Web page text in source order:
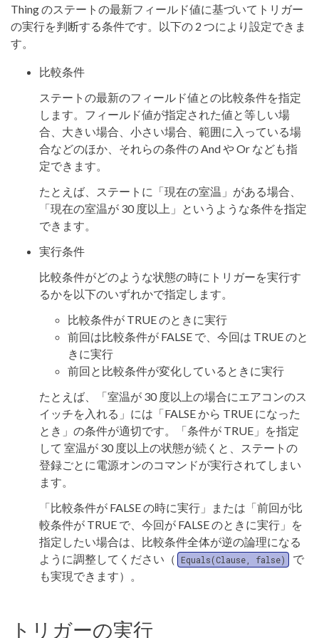
Thing のステートの最新フィールド値に基づいてトリガー
の実行を判断する条件です。以下の 2 つにより設定できま
す。
比較条件
ステートの最新のフィールド値との比較条件を指定
します。フィールド値が指定された値と等しい場
合、大きい場合、小さい場合、範囲に入っている場
合などのほか、それらの条件の And や Or なども指
定できます。
たとえば、ステートに「現在の室温」がある場合、
「現在の室温が 30 度以上」というような条件を指定
できます。
実行条件
比較条件がどのような状態の時にトリガーを実行す
るかを以下のいずれかで指定します。
比較条件が TRUE のときに実行
前回は比較条件が FALSE で、今回は TRUE のと
きに実行
前回と比較条件が変化しているときに実行
たとえば、「室温が 30 度以上の場合にエアコンのス
イッチを入れる」には「FALSE から TRUE になった
とき」の条件が適切です。「条件が TRUE」を指定
して 室温が 30 度以上の状態が続くと、ステートの
登録ごとに電源オンのコマンドが実行されてしまい
ます。
「比較条件が FALSE の時に実行」または「前回が比
較条件が TRUE で、今回が FALSE のときに実行」を
指定したい場合は、比較条件全体が逆の論理になる
ように調整してください（
Equals(Clause, false)
で
も実現できます）。
トリガーの実行